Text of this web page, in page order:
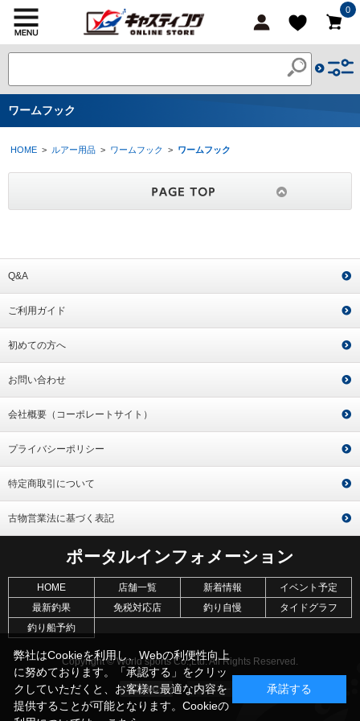
0
ワームフック
HOME > ルアー用品 > ワームフック > ワームフック
Q&A
ご利用ガイド
初めての方へ
お問い合わせ
会社概要（コーポレートサイト）
プライバシーポリシー
特定商取引について
古物営業法に基づく表記
ポータルインフォメーション
HOME 店舗一覧 新着情報
イベント予定
最新釣果
免税対応店 釣り自慢
タイドグラフ
釣り船予約
Copyright © World sports Co.,Ltd. All Rights Reserved.
弊社はCookieを利用し、Webの利便性向上
に努めております。「承認する」をクリッ
クしていただくと、お客様に最適な内容を
提供することが可能となります。Cookieの
承諾する